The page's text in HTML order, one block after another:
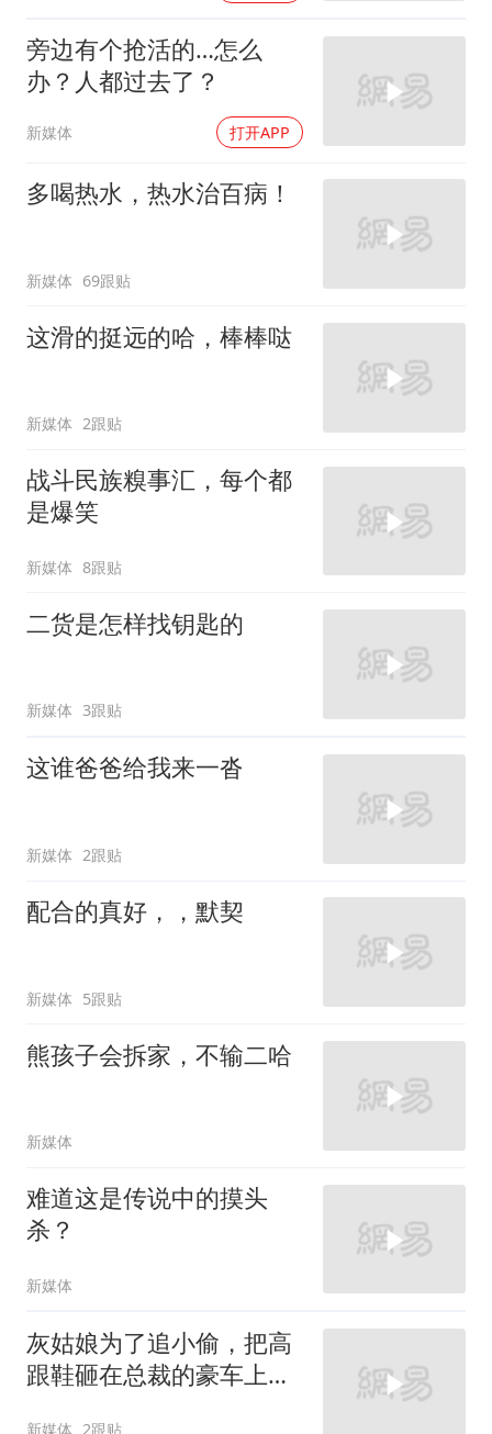
旁边有个抢活的…怎么
办？人都过去了？
新媒体 打开APP
多喝热水，热水治百病！
新媒体 69跟贴
这滑的挺远的哈，棒棒哒
新媒体 2跟贴
战斗民族糗事汇，每个都
是爆笑
新媒体 8跟贴
二货是怎样找钥匙的
新媒体 3跟贴
这谁爸爸给我来一沓
新媒体 2跟贴
配合的真好，，默契
新媒体 5跟贴
熊孩子会拆家，不输二哈
新媒体
难道这是传说中的摸头
杀？
新媒体
灰姑娘为了追小偷，把高
跟鞋砸在总裁的豪车上，
新媒体 2跟贴